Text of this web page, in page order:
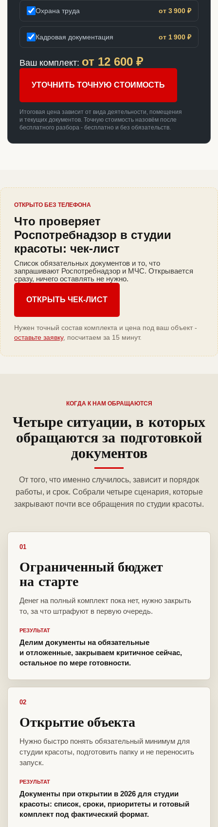
Охрана труда от 3 900 ₽
Кадровая документация от 1 900 ₽
Ваш комплект: от 12 600 ₽
УТОЧНИТЬ ТОЧНУЮ СТОИМОСТЬ
Итоговая цена зависит от вида деятельности, помещения
и текущих документов. Точную стоимость назовём после
бесплатного разбора - бесплатно и без обязательств.
ОТКРЫТО БЕЗ ТЕЛЕФОНА
Что проверяет
Роспотребнадзор в студии
красоты: чек-лист
Список обязательных документов и то, что
запрашивают Роспотребнадзор и МЧС. Открывается
сразу, ничего оставлять не нужно.
ОТКРЫТЬ ЧЕК-ЛИСТ
Нужен точный состав комплекта и цена под ваш объект -
оставьте заявку, посчитаем за 15 минут.
КОГДА К НАМ ОБРАЩАЮТСЯ
Четыре ситуации, в которых
обращаются за подготовкой
документов
От того, что именно случилось, зависит и порядок
работы, и срок. Собрали четыре сценария, которые
закрывают почти все обращения по студии красоты.
01
Ограниченный бюджет
на старте
Денег на полный комплект пока нет, нужно закрыть
то, за что штрафуют в первую очередь.
РЕЗУЛЬТАТ
Делим документы на обязательные
и отложенные, закрываем критичное сейчас,
остальное по мере готовности.
02
Открытие объекта
Нужно быстро понять обязательный минимум для
студии красоты, подготовить папку и не переносить
запуск.
РЕЗУЛЬТАТ
Документы при открытии в 2026 для студии
красоты: список, сроки, приоритеты и готовый
комплект под фактический формат.